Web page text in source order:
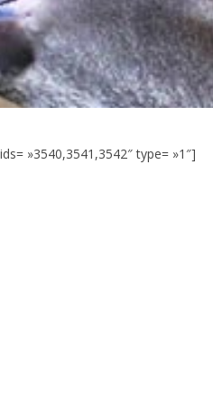
»3540,3541,3542″ type= »1″]